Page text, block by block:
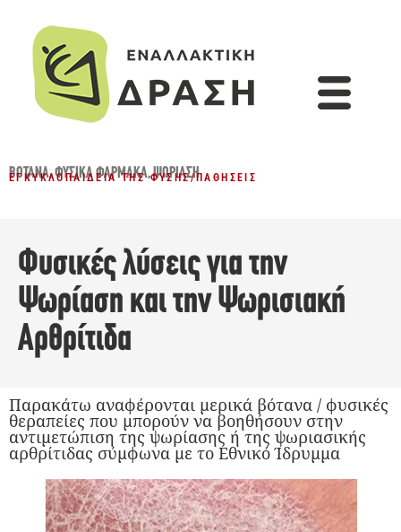
ΒΌΤΑΝΑ,ΦΥΣΙΚΆ ΦΆΡΜΑΚΑ,ΨΩΡΊΑΣΗ
ΕΓΚΥΚΛΟΠΑΊΔΕΙΑ ΤΗΣ ΦΎΣΗΣ/ΠΑΘΉΣΕΙΣ
Φυσικές λύσεις για την
Ψωρίαση και την Ψωρισιακή
Αρθρίτιδα
Παρακάτω αναφέρονται μερικά βότανα / φυσικές
θεραπείες που μπορούν να βοηθήσουν στην
αντιμετώπιση της ψωρίασης ή της ψωριασικής
αρθρίτιδας σύμφωνα με το Εθνικό Ίδρυμμα